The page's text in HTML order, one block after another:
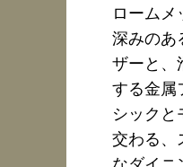
ロームメ
深みのあ
ザーと、
する金属
シックと
交わる、